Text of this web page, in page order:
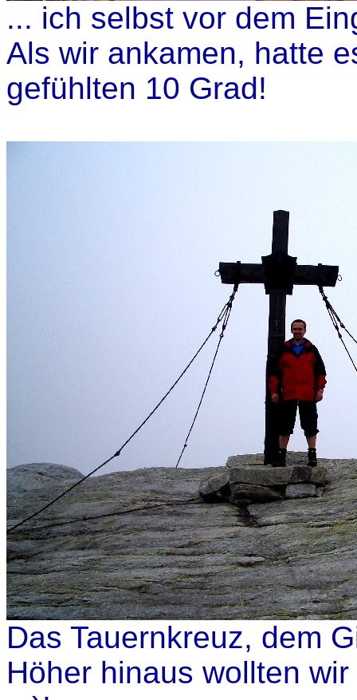
... ich selbst vor dem
Als wir ankamen, hatte
gefühlten 10 Grad!
Das Tauernkreuz, dem
Höher hinaus wollten